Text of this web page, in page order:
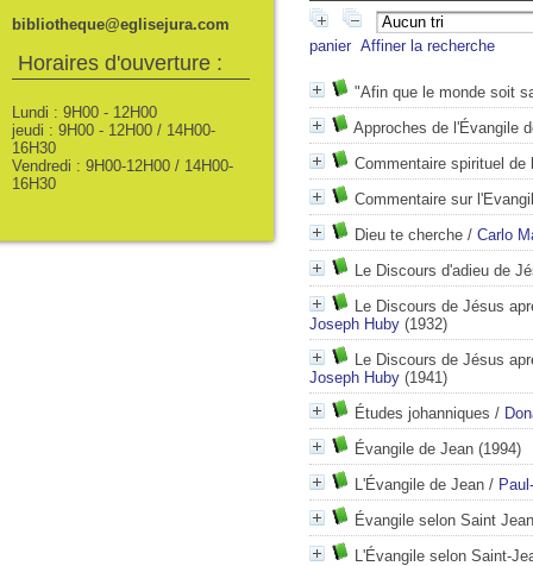
panier Affiner la recherche
"Afin que le monde soit
Approches de l'Évangile
Commentaire spirituel de
Commentaire sur
Dieu te cherche / Carlo
Le Discours d'adieu de
Le Discours de Jésus
Joseph Huby (1932)
Le Discours de Jésus
Joseph Huby (1941)
Études johanniques /
Évangile de Jean (1994)
L'Évangile de Jean /
Évangile selon Saint Jean
L'Évangile selon Saint-
bibliotheque@eglisejura.com
Horaires d'ouverture :
Lundi : 9H00 - 12H00
jeudi : 9H00 - 12H00 / 14H00-
16H30
Vendredi : 9H00-12H00 / 14H00-
16H30